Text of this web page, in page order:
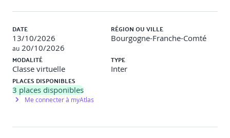
DATE
13/10/2026
au 20/10/2026
RÉGION OU VILLE
Bourgogne-Franche-Comté
MODALITÉ
Classe virtuelle
TYPE
Inter
PLACES DISPONIBLES
3 places disponibles
Me connecter à myAtlas